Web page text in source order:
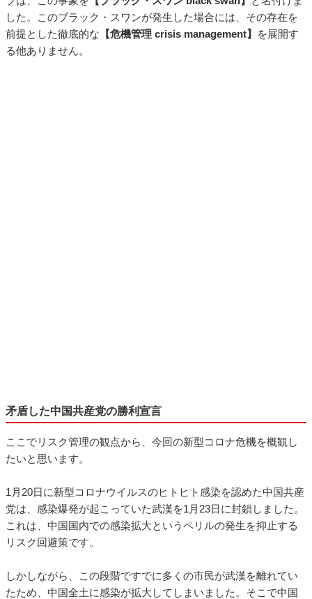
した。このブラック・スワンが発生した場合には、その存在を
前提とした徹底的な 【危機管理 crisis management】
を展開す
る他ありません。
矛盾した中国共産党の勝利宣言
ここでリスク管理の観点から、今回の新型コロナ危機を概観し
たいと思います。
1月20日に新型コロナウイルスのヒトヒト感染を認めた中国共産
党は、感染爆発が起こっていた武漢を1月23日に封鎖しました。
これは、中国国内での感染拡大というペリルの発生を抑止する
リスク回避策です。
しかしながら、この段階ですでに多くの市民が武漢を離れてい
たため、中国全土に感染が拡大してしまいました。そこで中国